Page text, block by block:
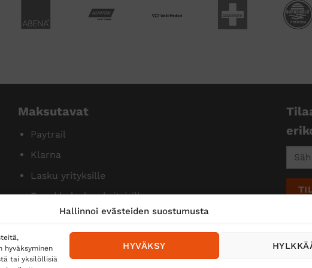
Hallinnoi evästeiden suostumusta
tai yksilöllisiä
HYVÄKSY
Maksutavat
Paytrail
Klarna
Lasku yrityksille
Ennakkolasku yksityisille